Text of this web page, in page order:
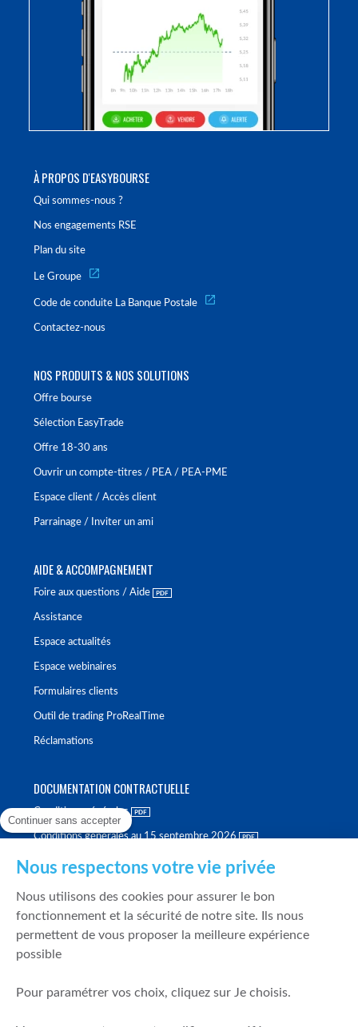
À PROPOS D'EASYBOURSE
Qui sommes-nous ?
Nos engagements RSE
Plan du site
Le Groupe
Code de conduite La Banque Postale
Contactez-nous
NOS PRODUITS & NOS SOLUTIONS
Offre bourse
Sélection EasyTrade
Offre 18-30 ans
Ouvrir un compte-titres / PEA / PEA-PME
Espace client / Accès client
Parrainage / Inviter un ami
AIDE & ACCOMPAGNEMENT
Foire aux questions / Aide
Assistance
Espace actualités
Espace webinaires
Formulaires clients
Outil de trading ProRealTime
Réclamations
DOCUMENTATION CONTRACTUELLE
Conditions générales
Conditions générales au 15 septembre 2026
Politique de meilleure sélection
Politique de durabilité
Fonds de garantie des dépôts et de résolution
Continuer sans accepter
Nous respectons votre vie privée
Nous utilisons des cookies pour assurer le bon
fonctionnement et la sécurité de notre site. Ils nous
permettent de vous proposer la meilleure expérience
possible
Pour paramétrer vos choix, cliquez sur Je choisis.